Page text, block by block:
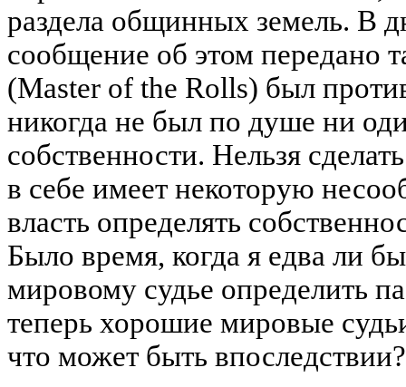
раздела общинных земель. В
сообщение об этом передано
(Master of the Rolls) был
никогда не был по душе ни
собственности. Нельзя
в себе имеет некоторую
власть определять
Было время, когда я едва ли
мировому судье определить
теперь хорошие мировые
что может быть